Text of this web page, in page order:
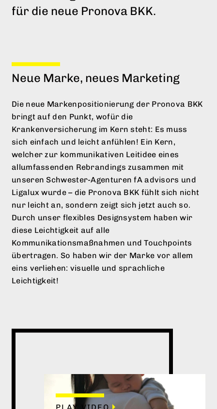
COOKIE EINSTELLUNGEN
für die neue Pronova BKK.
Neue Marke, neues Marketing
Die neue Markenpositionierung der Pronova BKK
bringt auf den Punkt, wofür die
Krankenversicherung im Kern steht: Es muss
sich einfach und leicht anfühlen! Ein Kern,
welcher zur kommunikativen Leitidee eines
allumfassenden Rebrandings zusammen mit
unseren Schwester-Agenturen fA advisors und
Ligalux wurde – die Pronova BKK fühlt sich nicht
nur leicht an, sondern zeigt sich jetzt auch so.
Durch unser flexibles Designsystem haben wir
diese Leichtigkeit auf alle
Kommunikationsmaßnahmen und Touchpoints
übertragen. So haben wir der Marke vor allem
eins verliehen: visuelle und sprachliche
Leichtigkeit!